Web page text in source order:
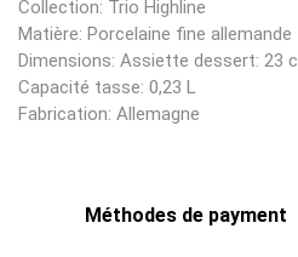
Collection: Trio Highline
Matière: Porcelaine fine allemande
Dimensions: Assiette dessert: 23
Capacité tasse: 0,23 L
Fabrication: Allemagne
Méthodes de payment